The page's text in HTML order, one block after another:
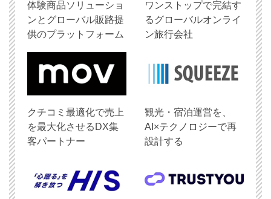
体験商品ソリューショ
ンとグローバル販路提
供のプラットフォーム
ワンストップで完結す
るグローバルオンライ
ン旅行会社
クチコミ最適化で売上
を最大化させるDX集
客パートナー
観光・宿泊運営を、
AI×テクノロジーで再
設計する